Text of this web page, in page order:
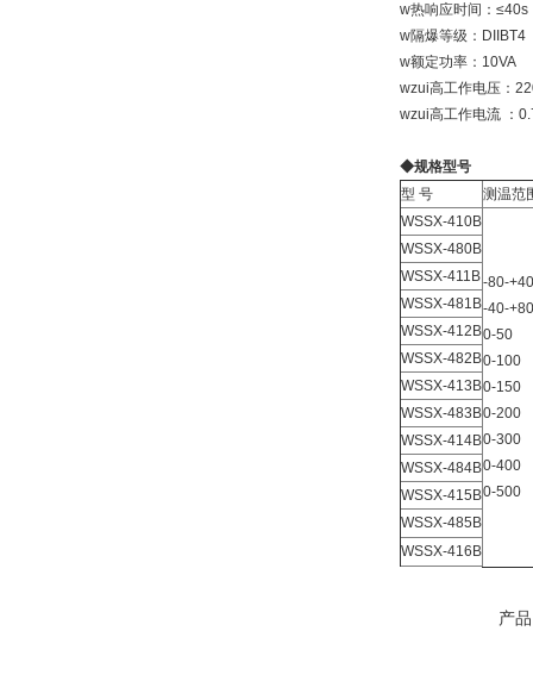
w热响应时间：≤40s
w隔爆等级：DIIBT4
w额定功率：10VA
wzui高工作电压：
wzui高工作电流 ：
◆规格型号
型 号
测温范
WSSX-410B
-80-+40
-40-+80
0-50
0-100
0-150
0-200
0-300
0-400
0-500
WSSX-480B
WSSX-411B
WSSX-481B
WSSX-412B
WSSX-482B
WSSX-413B
WSSX-483B
WSSX-414B
WSSX-484B
WSSX-415B
WSSX-485B
WSSX-416B
产